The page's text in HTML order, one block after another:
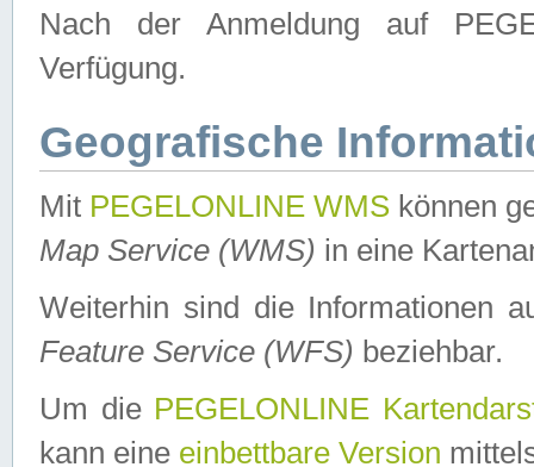
Nach der Anmeldung auf
Verfügung.
Geografische
Mit PEGELONLINE WMS können
Map Service (WMS) in eine
Weiterhin sind die Informationen
Feature Service (WFS) beziehbar.
Um die PEGELONLINE
kann eine einbettbare Version